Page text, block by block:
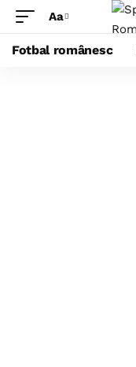
Aa
Fotbal românesc